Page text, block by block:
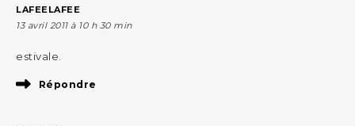
LAFEELAFEE
13 avril 2011 à 10 h 30 min
estivale.
Répondre